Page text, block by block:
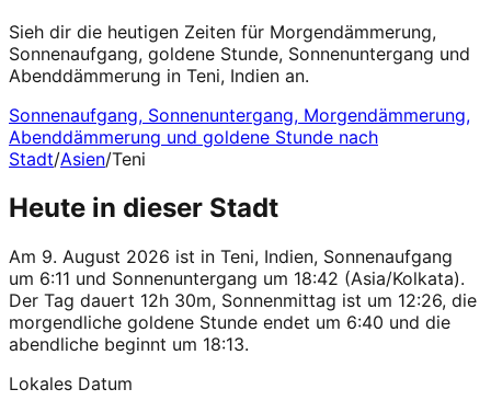
Sieh dir die heutigen Zeiten für Morgendämmerung,
Sonnenaufgang, goldene Stunde, Sonnenuntergang und
Abenddämmerung in Teni, Indien an.
Sonnenaufgang, Sonnenuntergang, Morgendämmerung,
Abenddämmerung und goldene Stunde nach
Stadt/Asien/Teni
Heute in dieser Stadt
Am 9. August 2026 ist in Teni, Indien, Sonnenaufgang
um 6:11 und Sonnenuntergang um 18:42 (Asia/Kolkata).
Der Tag dauert 12h 30m, Sonnenmittag ist um 12:26, die
morgendliche goldene Stunde endet um 6:40 und die
abendliche beginnt um 18:13.
Lokales Datum